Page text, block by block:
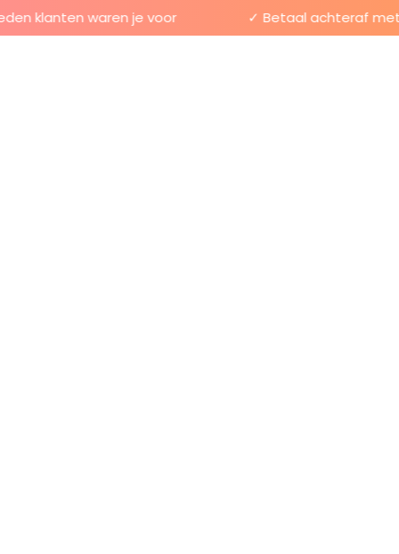
klanten waren je voor ✓ Betaal achteraf met